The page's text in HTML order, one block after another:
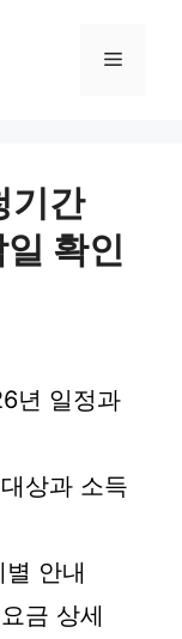
메
기간
확인
년 일정과
상과 소득
안내
금 상세